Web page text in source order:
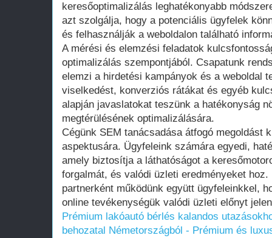
keresőoptimalizálás leghatékonyabb
azt szolgálja, hogy a potenciális ügyfelek
és felhasználják a weboldalon található
A mérési és elemzési feladatok
optimalizálás szempontjából. Csapatunk
elemzi a hirdetési kampányok és a weboldal
viselkedést, konverziós rátákat és egyéb
alapján javaslatokat teszünk a hatékonyság
megtérülésének optimalizálására.
Cégünk SEM tanácsadása átfogó megoldást
aspektusára. Ügyfeleink számára egyedi,
amely biztosítja a láthatóságot a
forgalmát, és valódi üzleti eredményeket
partnerként működünk együtt ügyfeleinkkel,
online tevékenységük valódi üzleti előnyt
Prémium lakóautó bérlés kalandos
behozatal Németországból - Prémium és